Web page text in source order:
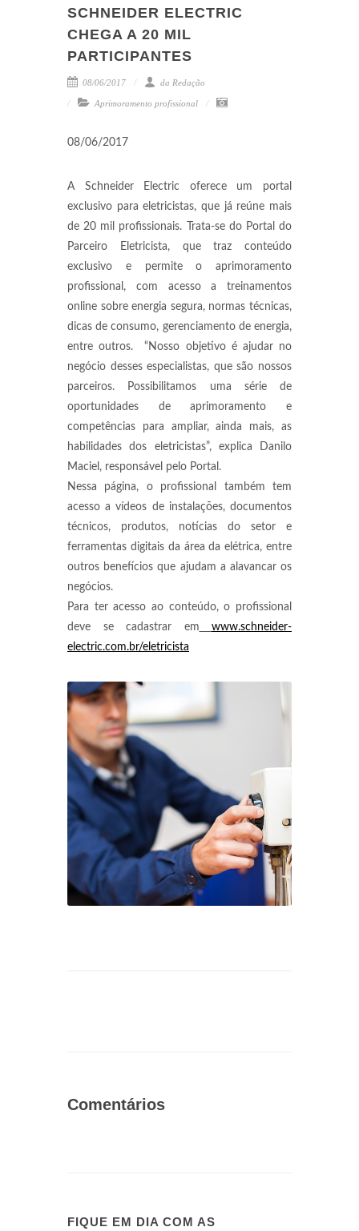
SCHNEIDER ELECTRIC
CHEGA A 20 MIL
PARTICIPANTES
08/06/2017 da Redação
Aprimoramento profissional
08/06/2017
A Schneider Electric oferece um portal
exclusivo para eletricistas, que já reúne mais
de 20 mil profissionais. Trata-se do Portal do
Parceiro Eletricista, que traz conteúdo
exclusivo e permite o aprimoramento
profissional, com acesso a treinamentos
online sobre energia segura, normas técnicas,
dicas de consumo, gerenciamento de energia,
entre outros. “Nosso objetivo é ajudar no
negócio desses especialistas, que são nossos
parceiros. Possibilitamos uma série de
oportunidades de aprimoramento e
competências para ampliar, ainda mais, as
habilidades dos eletricistas”, explica Danilo
Maciel, responsável pelo Portal.
Nessa página, o profissional também tem
acesso a vídeos de instalações, documentos
técnicos, produtos, notícias do setor e
ferramentas digitais da área da elétrica, entre
outros benefícios que ajudam a alavancar os
negócios.
Para ter acesso ao conteúdo, o profissional
deve se cadastrar em
www.schneider-
electric.com.br/eletricista
Comentários
FIQUE EM DIA COM AS